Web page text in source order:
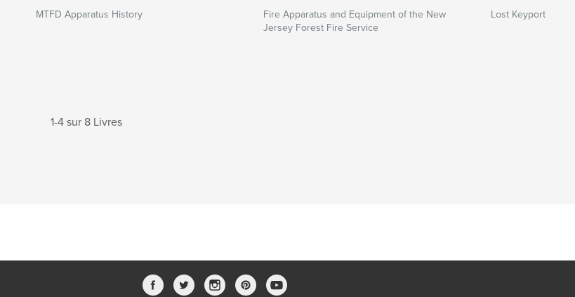
MTFD Apparatus History
Fire Apparatus and Equipment of the New
Jersey Forest Fire Service
Lost Keyport
1-4 sur 8 Livres